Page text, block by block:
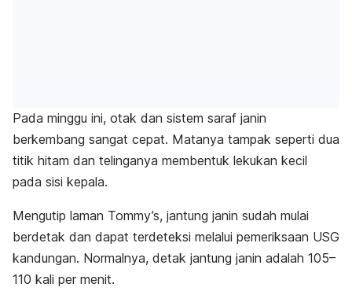
Pada minggu ini, otak dan sistem saraf janin
berkembang sangat cepat. Matanya tampak seperti dua
titik hitam dan telinganya membentuk lekukan kecil
pada sisi kepala.
Mengutip laman Tommy’s, jantung janin sudah mulai
berdetak dan dapat terdeteksi melalui pemeriksaan USG
kandungan. Normalnya, detak jantung janin adalah 105–
110 kali per menit.